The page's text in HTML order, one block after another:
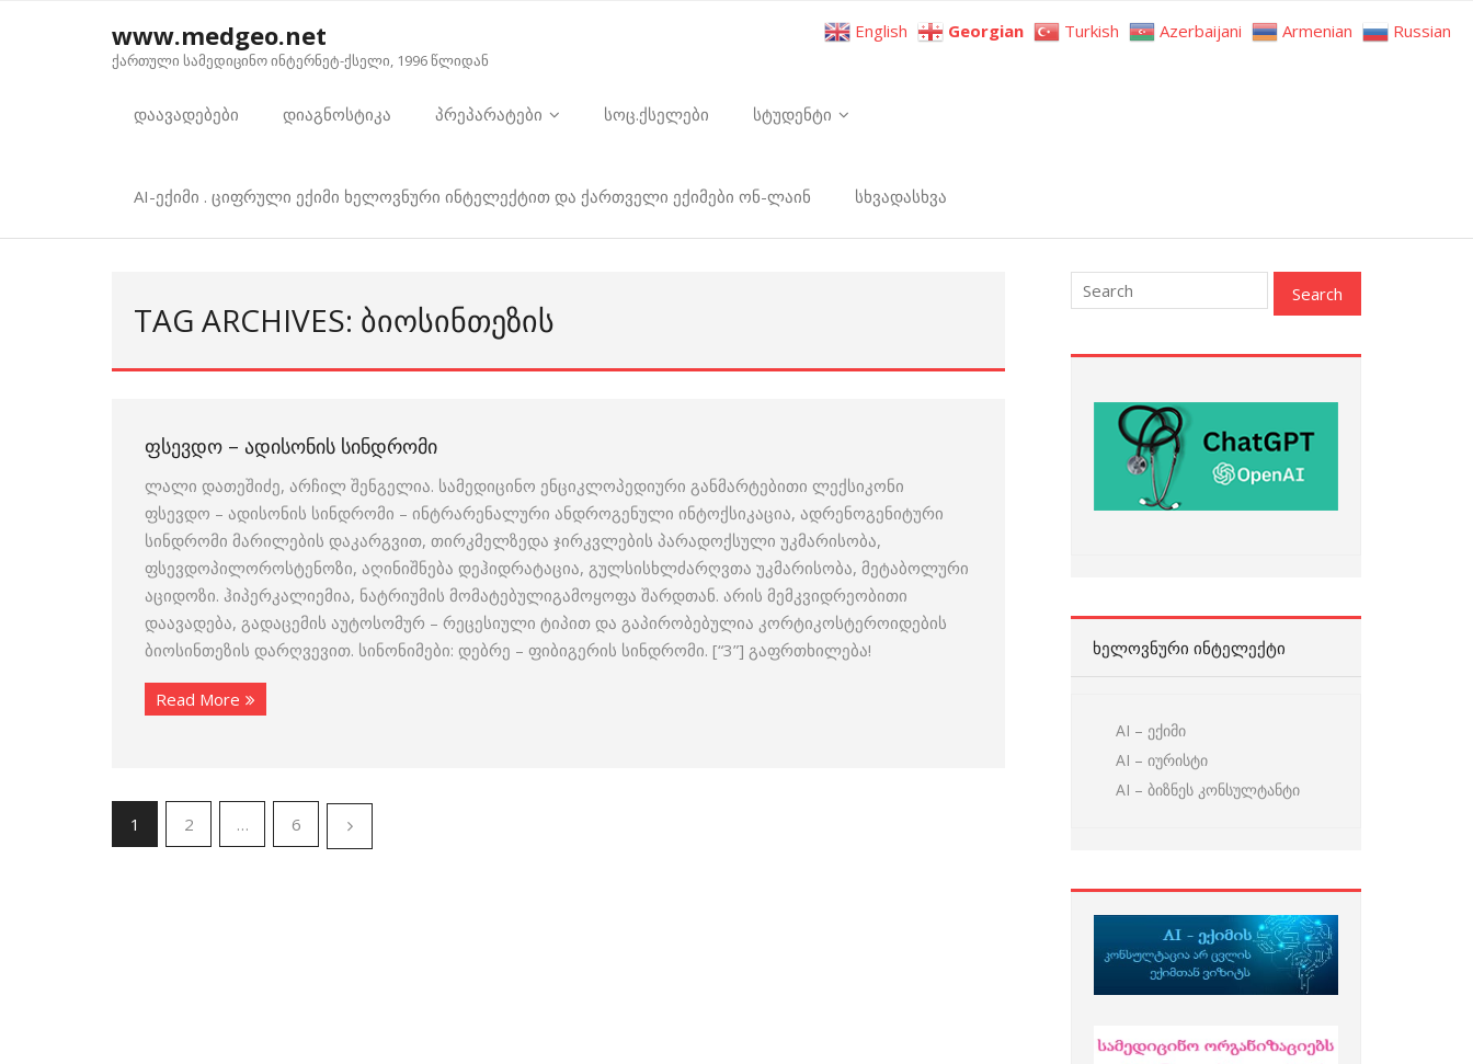
www.medgeo.net
ქართული სამედიცინო ინტერნეტ-ქსელი, 1996 წლიდან
დაავადებები დიაგნოსტიკა პრეპარატები სოც.ქსელები სტუდენტი
AI-ექიმი . ციფრული ექიმი ხელოვნური ინტელექტით და ქართველი ექიმები ონ-ლაინ სხვადასხვა
TAG ARCHIVES: ᲑᲘᲝᲡᲘᲜᲗᲔᲖᲘᲡ
ᲤᲡᲔᲕᲓᲝ – ᲐᲓᲘᲡᲝᲜᲘᲡ ᲡᲘᲜᲓᲠᲝᲛᲘ
ლალი დათეშიძე, არჩილ შენგელია. სამედიცინო ენციკლოპედიური განმარტებითი ლექსიკონი
ფსევდო – ადისონის სინდრომი – ინტრარენალური ანდროგენული ინტოქსიკაცია, ადრენოგენიტური
სინდრომი მარილების დაკარგვით, თირკმელზედა ჯირკვლების პარადოქსული უკმარისობა,
ფსევდოპილოროსტენოზი, აღინიშნება დეჰიდრატაცია, გულსისხლძარღვთა უკმარისობა, მეტაბოლური
აციდოზი. ჰიპერკალიემია, ნატრიუმის მომატებულიგამოყოფა შარდთან. არის მემკვიდრეობითი
დაავადება, გადაცემის აუტოსომურ – რეცესიული ტიპით და გაპირობებულია კორტიკოსტეროიდების
ბიოსინთეზის დარღვევით. სინონიმები: დებრე – ფიბიგერის სინდრომი. [“3”] გაფრთხილება!
Read More
1 2 … 6
ᲮᲔᲚᲝᲕᲜᲣᲠᲘ ᲘᲜᲢᲔᲚᲔᲥᲢᲘ
AI – ექიმი
AI – იურისტი
AI – ბიზნეს კონსულტანტი
English Georgian Turkish Azerbaijani Armenian Russian